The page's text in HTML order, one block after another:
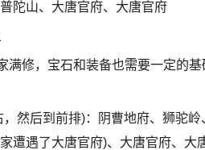
陀山、大唐官府、大唐官府
满修，宝石和装备也需要一定的
然后到前排)：阴曹地府、狮驼
遭遇了大唐官府)、大唐官府、大